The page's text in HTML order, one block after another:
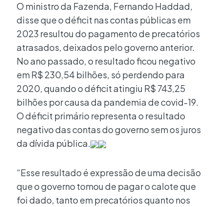
O ministro da Fazenda, Fernando Haddad,
disse que o déficit nas contas públicas em
2023 resultou do pagamento de precatórios
atrasados, deixados pelo governo anterior.
No ano passado, o resultado ficou negativo
em R$ 230,54 bilhões, só perdendo para
2020, quando o déficit atingiu R$ 743,25
bilhões por causa da pandemia de covid-19.
O déficit primário representa o resultado
negativo das contas do governo sem os juros
da dívida pública.
“Esse resultado é expressão de uma decisão
que o governo tomou de pagar o calote que
foi dado, tanto em precatórios quanto nos